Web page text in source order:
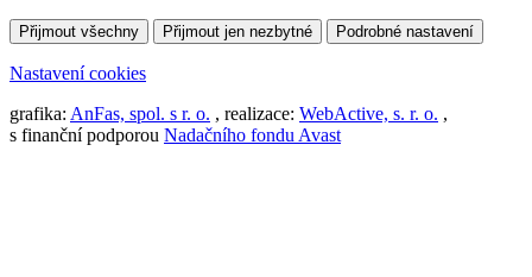
Přijmout všechny Přijmout jen nezbytné Podrobné nastavení
Nastavení cookies
grafika: AnFas, spol. s r. o. , realizace: WebActive, s. r. o. ,
s finanční podporou Nadačního fondu Avast